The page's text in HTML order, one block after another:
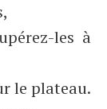
les à
le plateau.